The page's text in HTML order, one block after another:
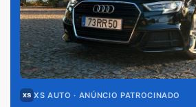
XS AUTO · ANÚNCIO PATROCINADO